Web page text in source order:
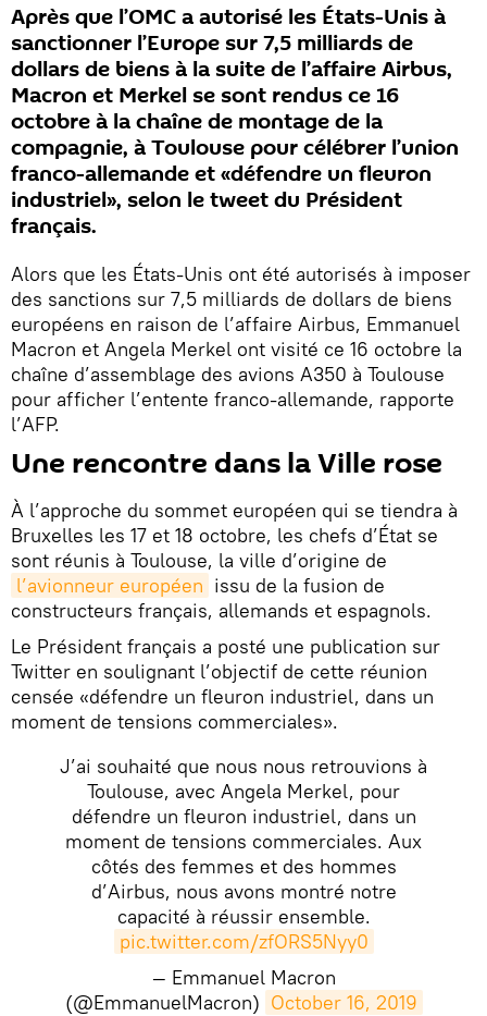
Après que l’OMC a autorisé les États-Unis à
sanctionner l’Europe sur 7,5 milliards de
dollars de biens à la suite de l’affaire Airbus,
Macron et Merkel se sont rendus ce 16
octobre à la chaîne de montage de la
compagnie, à Toulouse pour célébrer l’union
franco-allemande et «défendre un fleuron
industriel», selon le tweet du Président
français.
Alors que les États-Unis ont été autorisés à imposer
des sanctions sur 7,5 milliards de dollars de biens
européens en raison de l’affaire Airbus, Emmanuel
Macron et Angela Merkel ont visité ce 16 octobre la
chaîne d’assemblage des avions A350 à Toulouse
pour afficher l’entente franco-allemande, rapporte
l’AFP.
Une rencontre dans la Ville rose
À l’approche du sommet européen qui se tiendra à
Bruxelles les 17 et 18 octobre, les chefs d’État se
sont réunis à Toulouse, la ville d’origine de
l’avionneur européen issu de la fusion de
constructeurs français, allemands et espagnols.
Le Président français a posté une publication sur
Twitter en soulignant l’objectif de cette réunion
censée «défendre un fleuron industriel, dans un
moment de tensions commerciales».
J’ai souhaité que nous nous retrouvions à
Toulouse, avec Angela Merkel, pour
défendre un fleuron industriel, dans un
moment de tensions commerciales. Aux
côtés des femmes et des hommes
d’Airbus, nous avons montré notre
capacité à réussir ensemble.
pic.twitter.com/zfORS5Nyy0
— Emmanuel Macron
(@EmmanuelMacron) October 16, 2019